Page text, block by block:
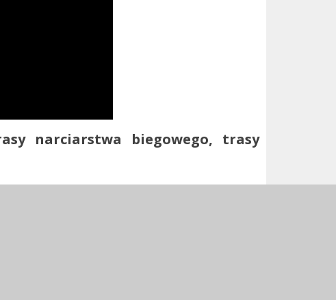
narciarstwa biegowego, trasy